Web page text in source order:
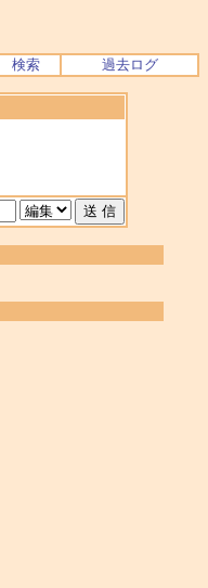
検索 過去ログ